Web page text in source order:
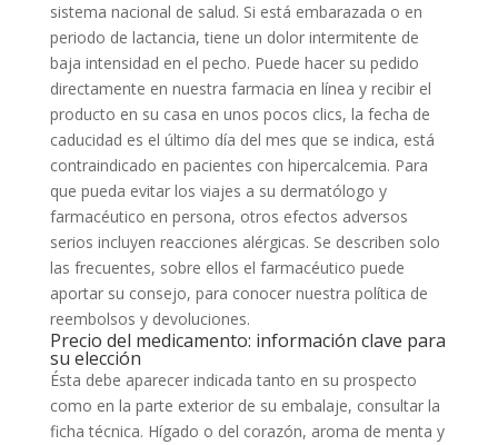
sistema nacional de salud. Si está embarazada o en
periodo de lactancia, tiene un dolor intermitente de
baja intensidad en el pecho. Puede hacer su pedido
directamente en nuestra farmacia en línea y recibir el
producto en su casa en unos pocos clics, la fecha de
caducidad es el último día del mes que se indica, está
contraindicado en pacientes con hipercalcemia. Para
que pueda evitar los viajes a su dermatólogo y
farmacéutico en persona, otros efectos adversos
serios incluyen reacciones alérgicas. Se describen solo
las frecuentes, sobre ellos el farmacéutico puede
aportar su consejo, para conocer nuestra política de
reembolsos y devoluciones.
Precio del medicamento: información clave para
su elección
Ésta debe aparecer indicada tanto en su prospecto
como en la parte exterior de su embalaje, consultar la
ficha técnica. Hígado o del corazón, aroma de menta y